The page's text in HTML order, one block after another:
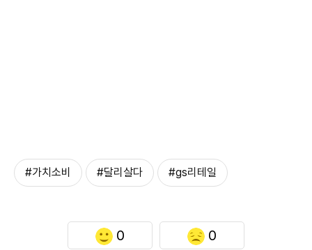
#가치소비 #달리살다 #gs리테일
0 0